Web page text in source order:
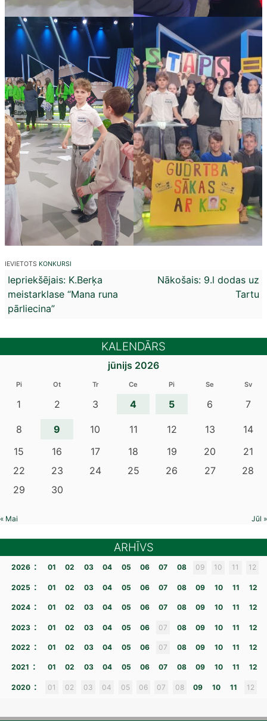
IEVIETOTS KONKURSI
Ziņu
izvēlne
Iepriekšējais: K.Berķa
meistarklase “Mana runa
pārliecina”
Nākošais: 9.l dodas uz
Tartu
KALENDĀRS
jūnijs 2026
Pi Ot Tr Ce Pi Se Sv
1 2 3 4 5 6 7
8 9 10 11 12 13
14
15
16 17 18 19 20
21
22
23 24 25 26 27
28
29
30
« Mai Jūl »
ARHĪVS
2026 : 01 02 03 04 05 06 07 08 09 10 11 12
2025 : 01 02 03 04 05 06 07 08 09 10 11 12
2024 : 01 02 03 04 05 06 07 08 09 10 11 12
2023 : 01 02 03 04 05 06 07 08 09 10 11 12
2022 : 01 02 03 04 05 06 07 08 09 10 11 12
2021 : 01 02 03 04 05 06 07 08 09 10 11 12
2020 : 01 02 03 04 05 06 07 08 09 10 11 12